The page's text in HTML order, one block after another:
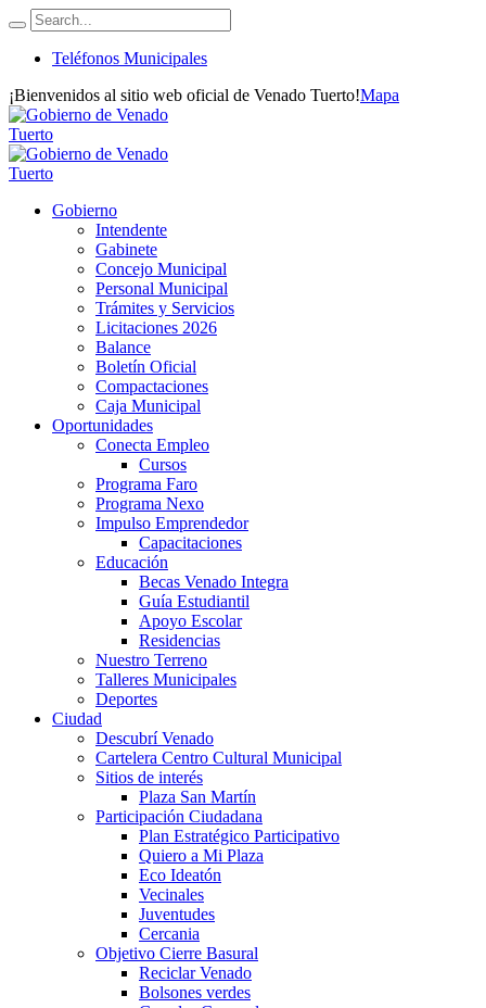
Teléfonos Municipales
¡Bienvenidos al sitio web oficial de Venado Tuerto!Mapa
Gobierno
Intendente
Gabinete
Concejo Municipal
Personal Municipal
Trámites y Servicios
Licitaciones 2026
Balance
Boletín Oficial
Compactaciones
Caja Municipal
Oportunidades
Conecta Empleo
Cursos
Programa Faro
Programa Nexo
Impulso Emprendedor
Capacitaciones
Educación
Becas Venado Integra
Guía Estudiantil
Apoyo Escolar
Residencias
Nuestro Terreno
Talleres Municipales
Deportes
Ciudad
Descubrí Venado
Cartelera Centro Cultural Municipal
Sitios de interés
Plaza San Martín
Participación Ciudadana
Plan Estratégico Participativo
Quiero a Mi Plaza
Eco Ideatón
Vecinales
Juventudes
Cercania
Objetivo Cierre Basural
Reciclar Venado
Bolsones verdes